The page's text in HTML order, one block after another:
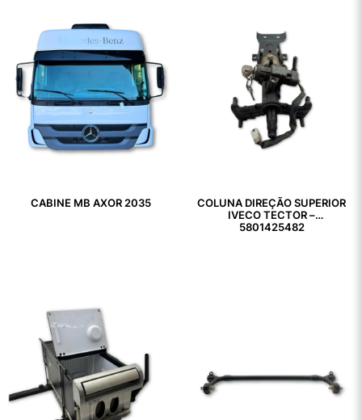
CABINE MB AXOR 2035
COLUNA DIREÇÃO SUPERIOR
IVECO TECTOR –
5801425482